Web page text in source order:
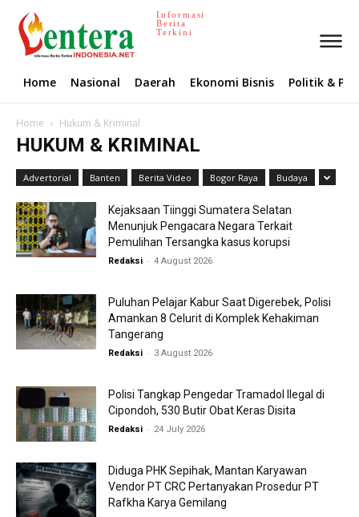
Informasi
Berita
Terkini
Home Nasional Daerah Ekonomi Bisnis Politik &
Home Hukum & Kriminal
HUKUM & KRIMINAL
Advertorial Banten Berita Video Bogor Raya Budaya
Kejaksaan Tiinggi Sumatera Selatan
Menunjuk Pengacara Negara Terkait
Pemulihan Tersangka kasus korupsi
Redaksi - 4 August 2026
Puluhan Pelajar Kabur Saat Digerebek, Polisi
Amankan 8 Celurit di Komplek Kehakiman
Tangerang
Redaksi - 3 August 2026
Polisi Tangkap Pengedar Tramadol Ilegal di
Cipondoh, 530 Butir Obat Keras Disita
Redaksi - 24 July 2026
Diduga PHK Sepihak, Mantan Karyawan
Vendor PT CRC Pertanyakan Prosedur PT
Rafkha Karya Gemilang